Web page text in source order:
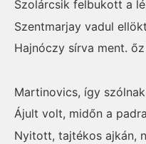
Szolárcsik felbukott a
Szentmarjay vadul
Hajnóczy sírva ment.
Martinovics, így
Ájult volt, midőn a
Nyitott, tajtékos ajkán,